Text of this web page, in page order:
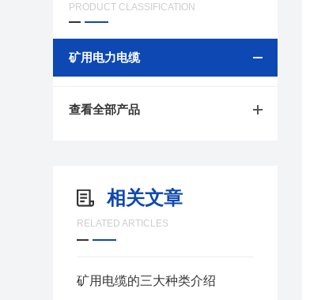
PRODUCT CLASSIFICATION
矿用电力电缆
查看全部产品
相关文章
RELATED ARTICLES
矿用电缆的三大种类介绍